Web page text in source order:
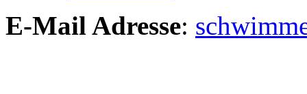
E-Mail Adresse: